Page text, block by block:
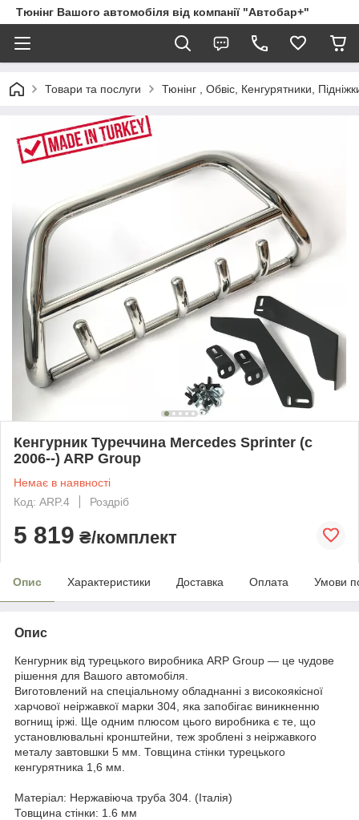
Тюнінг Вашого автомобіля від компанії "Автобар+"
Товари та послуги Тюнінг , Обвіс, Кенгурятники,
Кенгурник Туреччина Mercedes Sprinter (c
2006--) ARP Group
Немає в наявності
Код: ARP.4
Роздріб
5 819 ₴/комплект
Опис Характеристики Доставка Оплата Умови
Опис
Кенгурник від турецького виробника ARP Group — це чудове
рішення для Вашого автомобіля.
Виготовлений на спеціальному обладнанні з високоякісної
харчової неіржавкої марки 304, яка запобігає виникненню
вогнищ іржі. Ще одним плюсом цього виробника є те, що
установлювальні кронштейни, теж зроблені з неіржавкого
металу завтовшки 5 мм. Товщина стінки турецького
кенгурятника 1,6 мм.
Матеріал: Нержавіюча труба 304. (Італія)
Товщина стінки: 1.6 мм